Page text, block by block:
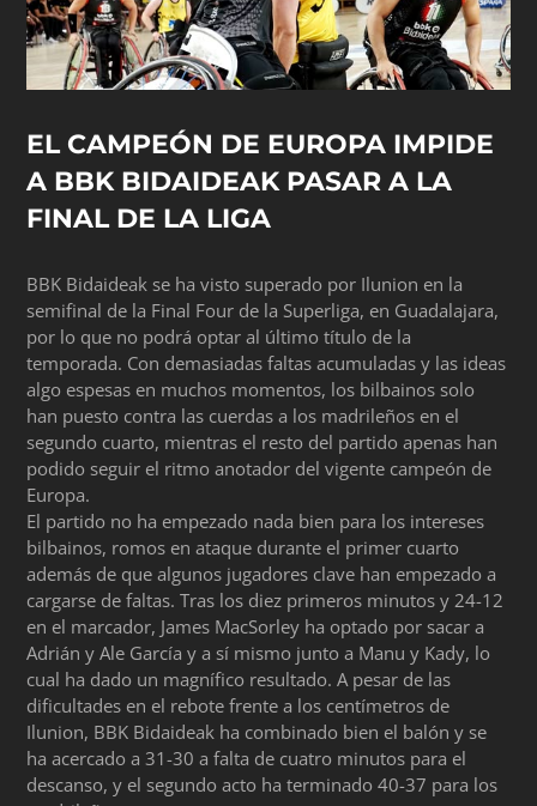
EL CAMPEÓN DE EUROPA IMPIDE
A BBK BIDAIDEAK PASAR A LA
FINAL DE LA LIGA
BBK Bidaideak se ha visto superado por Ilunion en la
semifinal de la Final Four de la Superliga, en Guadalajara,
por lo que no podrá optar al último título de la
temporada. Con demasiadas faltas acumuladas y las ideas
algo espesas en muchos momentos, los bilbainos solo
han puesto contra las cuerdas a los madrileños en el
segundo cuarto, mientras el resto del partido apenas han
podido seguir el ritmo anotador del vigente campeón de
Europa.
El partido no ha empezado nada bien para los intereses
bilbainos, romos en ataque durante el primer cuarto
además de que algunos jugadores clave han empezado a
cargarse de faltas. Tras los diez primeros minutos y 24-12
en el marcador, James MacSorley ha optado por sacar a
Adrián y Ale García y a sí mismo junto a Manu y Kady, lo
cual ha dado un magnífico resultado. A pesar de las
dificultades en el rebote frente a los centímetros de
Ilunion, BBK Bidaideak ha combinado bien el balón y se
ha acercado a 31-30 a falta de cuatro minutos para el
descanso, y el segundo acto ha terminado 40-37 para los